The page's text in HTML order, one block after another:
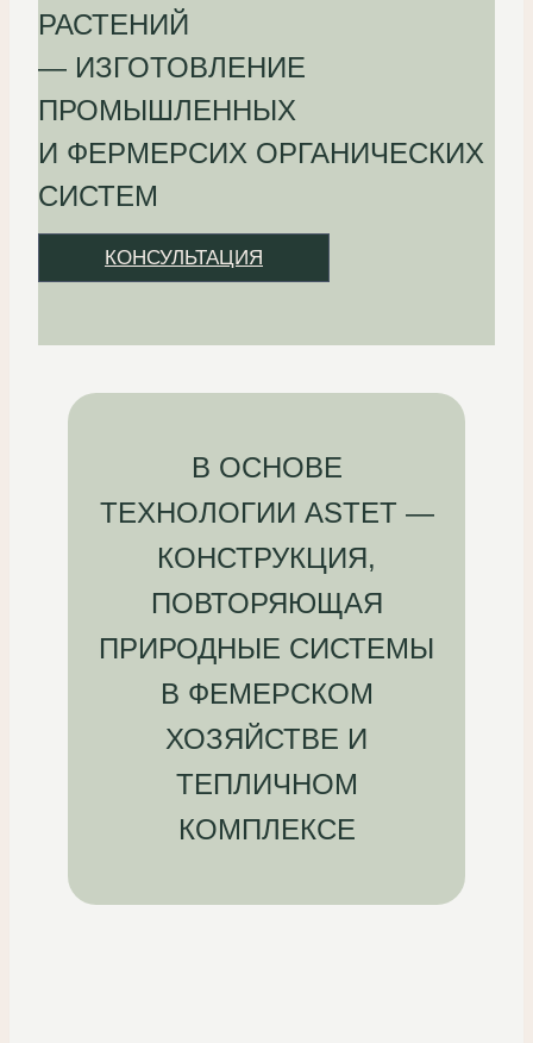
РАСТЕНИЙ
— ИЗГОТОВЛЕНИЕ
ПРОМЫШЛЕННЫХ
И ФЕРМЕРСИХ ОРГАНИЧЕСКИХ
СИСТЕМ
КОНСУЛЬТАЦИЯ
В ОСНОВЕ
ТЕХНОЛОГИИ ASTET —
КОНСТРУКЦИЯ,
ПОВТОРЯЮЩАЯ
ПРИРОДНЫЕ СИСТЕМЫ
В ФЕМЕРСКОМ
ХОЗЯЙСТВЕ И
ТЕПЛИЧНОМ
КОМПЛЕКСЕ